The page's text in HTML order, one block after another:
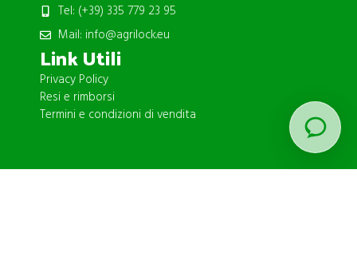
Tel: (+39) 335 779 23 95
Mail: info@agrilock.eu
Link Utili
Privacy Policy
Resi e rimborsi
Termini e condizioni di vendita